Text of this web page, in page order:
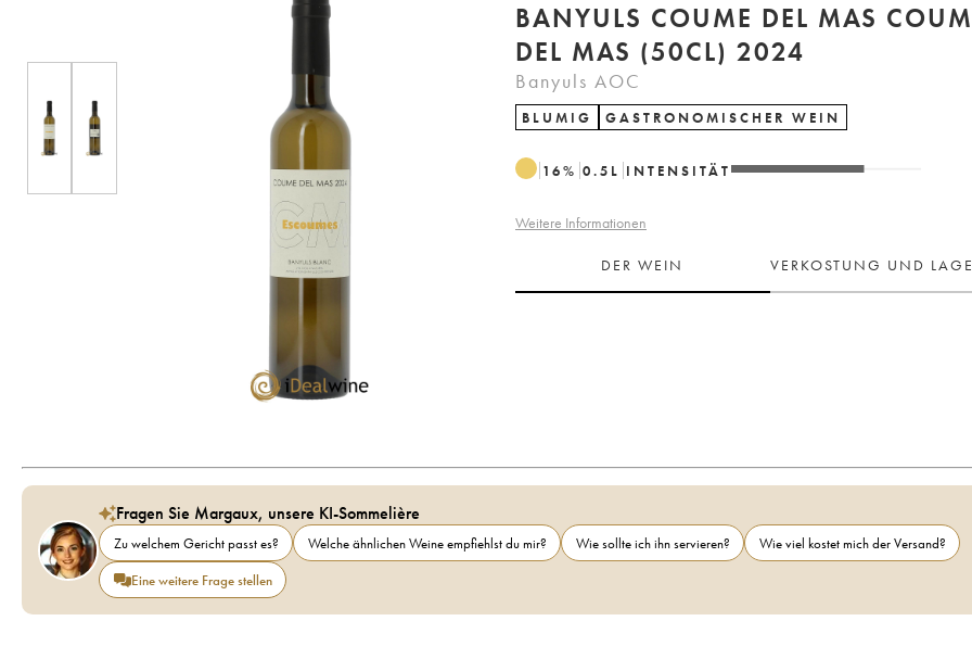
BANYULS COUME DEL MAS
DEL MAS (50CL) 2024
Banyuls AOC
BLUMIG GASTRONOMISCHER WEIN
16% 0.5 L INTENSITÄT
Weitere Informationen
DER WEIN VERKOSTUNG UND
Fragen Sie Margaux, unsere KI-Sommelière
Zu welchem Gericht passt es? Welche ähnlichen Weine empfiehlst du mir? Wie sollte ich ihn servieren?
Wie viel kostet mich der Versand?
Eine weitere Frage stellen